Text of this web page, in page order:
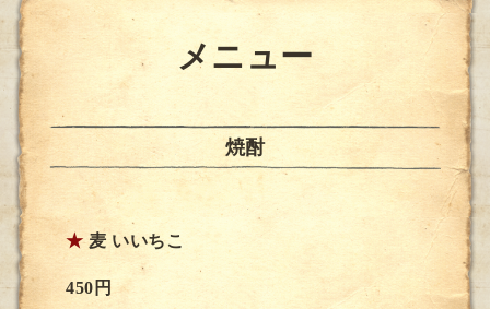
メニュー
焼酎
★ 麦 いいちこ
450円